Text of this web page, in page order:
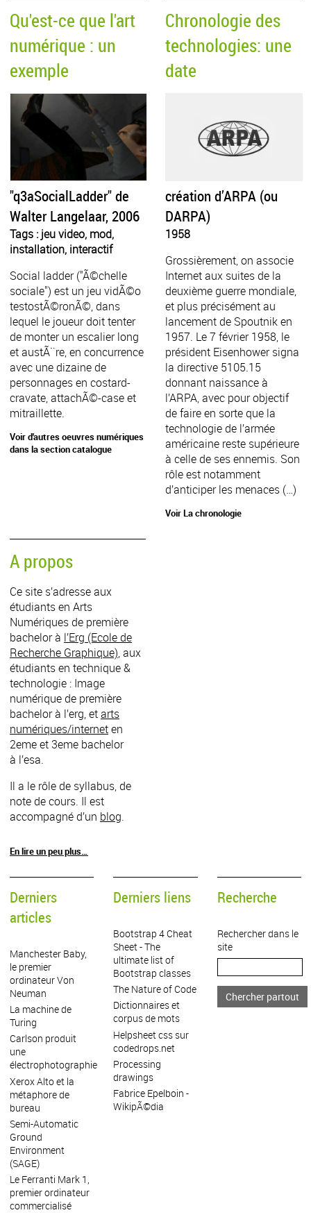
Qu'est-ce que l'art
numérique : un
exemple
"q3aSocialLadder" de
Walter Langelaar, 2006
Tags : jeu video, mod,
installation, interactif
Social ladder ("Ã©chelle
sociale") est un jeu vidÃ©o
testostÃ©ronÃ©, dans
lequel le joueur doit tenter
de monter un escalier long
et austÃ¨re, en concurrence
avec une dizaine de
personnages en costard-
cravate, attachÃ©-case et
mitraillette.
Voir d'autres oeuvres numériques
dans la section catalogue
Chronologie des
technologies: une
date
création d’ARPA (ou
DARPA)
1958
Grossièrement, on associe
Internet aux suites de la
deuxième guerre mondiale,
et plus précisément au
lancement de Spoutnik en
1957. Le 7 février 1958, le
président Eisenhower signa
la directive 5105.15
donnant naissance à
l’ARPA, avec pour objectif
de faire en sorte que la
technologie de l’armée
américaine reste supérieure
à celle de ses ennemis. Son
rôle est notamment
d’anticiper les menaces (…)
Voir La chronologie
A propos
Ce site s’adresse aux
étudiants en Arts
Numériques de première
bachelor à l’Erg (Ecole de
Recherche Graphique), aux
étudiants en technique &
technologie : Image
numérique de première
bachelor à l’erg, etarts
numériques/interneten
2eme et 3eme bachelor
à l’esa.
Il a le rôle de syllabus, de
note de cours. Il est
accompagné d’un blog.
En lire un peu plus…
Derniers
articles
Manchester Baby,
le premier
ordinateur Von
Neuman
La machine de
Turing
Carlson produit
une
électrophotographie
Xerox Alto et la
métaphore de
bureau
Semi-Automatic
Ground
Environment
(SAGE)
Le Ferranti Mark 1,
premier ordinateur
commercialisé
Derniers liens
Bootstrap 4 Cheat
Sheet - The
ultimate list of
Bootstrap classes
The Nature of Code
Dictionnaires et
corpus de mots
Helpsheet css sur
codedrops.net
Processing
drawings
Fabrice Epelboin -
WikipÃ©dia
Recherche
Rechercher dans le
site